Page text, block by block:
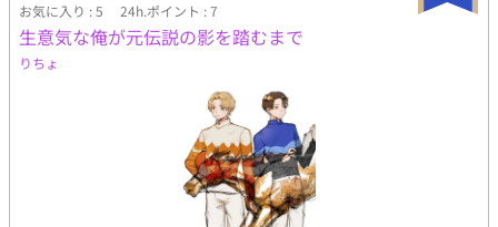
お気に入り : 5 24h.ポイント : 7
生意気な俺が元伝説の影を踏むまで
りちょ